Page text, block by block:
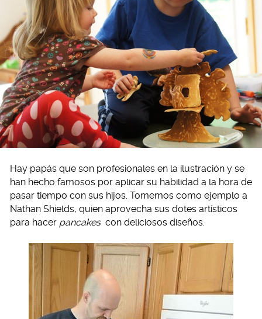
Hay papás que son profesionales en la ilustración y se
han hecho famosos por aplicar su habilidad a la hora de
pasar tiempo con sus hijos. Tomemos como ejemplo a
Nathan Shields, quien aprovecha sus dotes artísticos
para hacer pancakes con deliciosos diseños.